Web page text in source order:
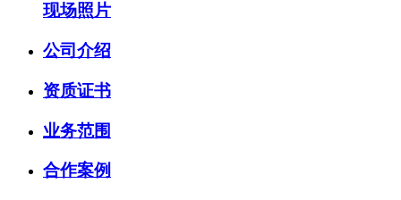
现场照片
公司介绍
资质证书
业务范围
合作案例